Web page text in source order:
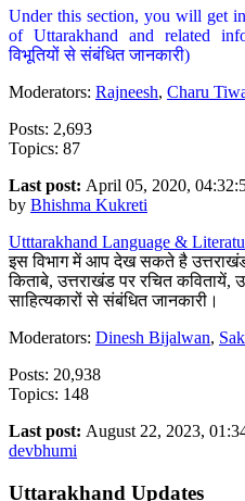
Under this section, you will get
of Uttarakhand and related
विभूतियों से संबंधित जानकारी)
Moderators: Rajneesh, Charu
Posts: 2,693
Topics: 87
Last post: April 05, 2020,
by Bhishma Kukreti
Utttarakhand Language &
इस विभाग में आप देख सकते है
किताबे, उत्तराखंड पर रचित
साहित्यकारों से संबंधित जानकारी।
Moderators: Dinesh Bijalwan,
Posts: 20,938
Topics: 148
Last post: August 22, 2023,
devbhumi
Uttarakhand Updates